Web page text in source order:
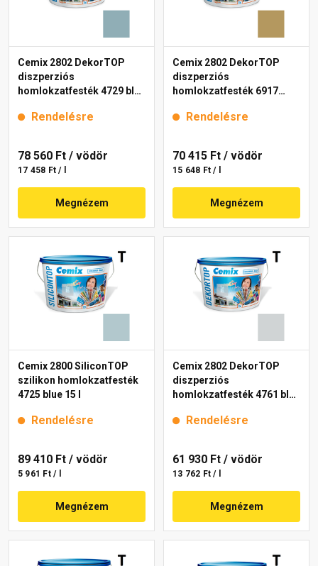
Cemix 2802 DekorTOP
diszperziós
homlokzatfesték 4729 blue
Rendelésre
78 560 Ft / vödör
17 458 Ft / l
Megnézem
Cemix 2802 DekorTOP
diszperziós
homlokzatfesték 6917
Rendelésre
70 415 Ft / vödör
15 648 Ft / l
Megnézem
Cemix 2800 SiliconTOP
szilikon homlokzatfesték
4725 blue 15 l
Rendelésre
89 410 Ft / vödör
5 961 Ft / l
Megnézem
Cemix 2802 DekorTOP
diszperziós
homlokzatfesték 4761 blue
Rendelésre
61 930 Ft / vödör
13 762 Ft / l
Megnézem